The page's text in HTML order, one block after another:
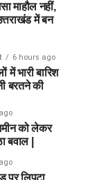
माहौल नहीं,
में बन
6 hours ago
भारी बारिश
बरतने की
को लेकर
बवाल |
पर लिपटा